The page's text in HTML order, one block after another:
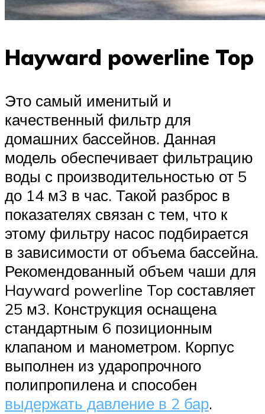
Hayward powerline Top
Это самый именитый и
качественный фильтр для
домашних бассейнов. Данная
модель обеспечивает фильтрацию
воды с производительностью от 5
до 14 м3 в час. Такой разброс в
показателях связан с тем, что к
этому фильтру насос подбирается
в зависимости от объема бассейна.
Рекомендованный объем чаши для
Hayward powerline Top составляет
25 м3. Конструкция оснащена
стандартным 6 позиционным
клапаном и манометром. Корпус
выполнен из ударопрочного
полипропилена и способен
выдержать давление в 2 бар.